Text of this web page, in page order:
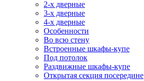
2-х дверные
3-х дверные
4-х дверные
Особенности
Во всю стену
Встроенные шкафы-купе
Под потолок
Раздвижные шкафы-купе
Открытая секция посередине